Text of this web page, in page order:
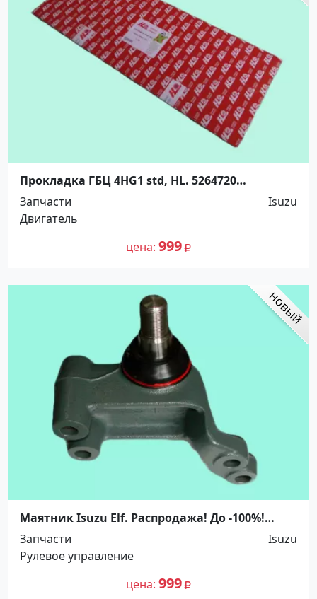
Прокладка ГБЦ 4HG1 std, HL. 5264720
Краснодар
Запчасти
Isuzu
Двигатель
цена 999
Маятник Isuzu Elf. Распродажа! До -100%!
Краснодар
Запчасти
Isuzu
Рулевое управление
цена 999